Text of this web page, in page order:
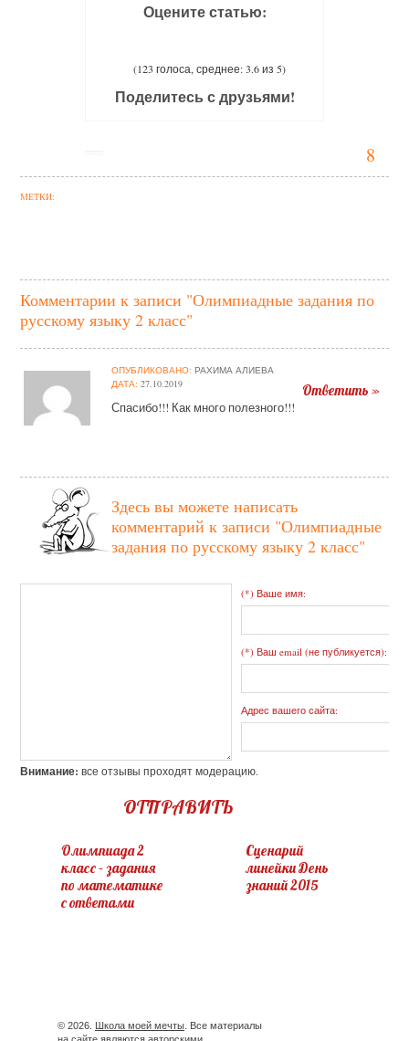
8
Оцените статью:
(123 голоса, среднее: 3.6 из 5)
Поделитесь с друзьями!
МЕТКИ:
Комментарии к записи "Олимпиадные задания по
русскому языку 2 класс"
ОПУБЛИКОВАНО: РАХИМА АЛИЕВА
ДАТА: 27.10.2019
Спасибо!!! Как много полезного!!!
Ответить »
Здесь вы можете написать
комментарий к записи "Олимпиадные
задания по русскому языку 2 класс"
(*) Ваше имя:
(*) Ваш email (не публикуется):
Адрес вашего сайта:
Внимание: все отзывы проходят модерацию.
ОТПРАВИТЬ
Олимпиада 2
класс – задания
по математике
с ответами
Сценарий
линейки День
знаний 2015
© 2026. Школа моей мечты . Все материалы